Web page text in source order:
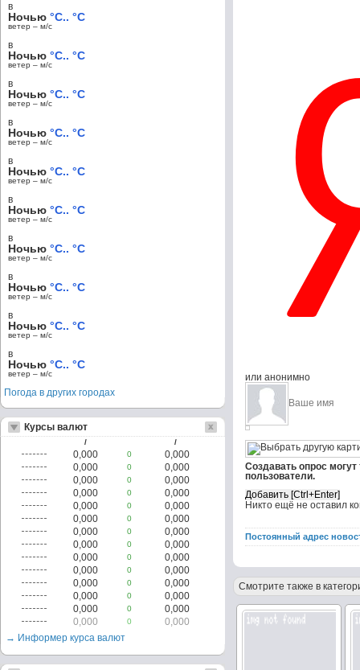
или анонимно
Создавать опрос
пользователи.
Никто ещё не оставил
Постоянный адрес
Смотрите также в
в
Ночью °C.. °C
ветер – м/c
в
Ночью °C.. °C
ветер – м/c
в
Ночью °C.. °C
ветер – м/c
в
Ночью °C.. °C
ветер – м/c
в
Ночью °C.. °C
ветер – м/c
в
Ночью °C.. °C
ветер – м/c
в
Ночью °C.. °C
ветер – м/c
в
Ночью °C.. °C
ветер – м/c
в
Ночью °C.. °C
ветер – м/c
в
Ночью °C.. °C
ветер – м/c
Погода в других городах
Курсы валют
/ /
0,000 0
0,000
0,000
0
0,000
0,000
0
0,000
0,000
0
0,000
0,000
0
0,000
0,000
0
0,000
0,000
0
0,000
0,000
0
0,000
0,000
0
0,000
0,000
0
0,000
0,000
0
0,000
0,000
0
0,000
0,000
0
0,000
0,000
0
0,000
→ Информер курса валют